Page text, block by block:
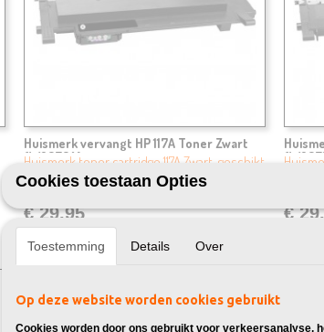
Huismerk vervangt HP 117A Toner Zwart
(W2070A)
Huismerk toner cartridge 117A Zwart, geschikt
voor: HP Color…
€ 29,95 €
Cookies toestaan Opties
Toestemming Details Over
Op deze website worden cookies gebruikt
Cookies worden door ons gebruikt voor verkeersanalyse,